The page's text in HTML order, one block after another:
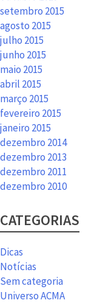
setembro 2015
agosto 2015
julho 2015
junho 2015
maio 2015
abril 2015
março 2015
fevereiro 2015
janeiro 2015
dezembro 2014
dezembro 2013
dezembro 2011
dezembro 2010
CATEGORIAS
Dicas
Notícias
Sem categoria
Universo ACMA